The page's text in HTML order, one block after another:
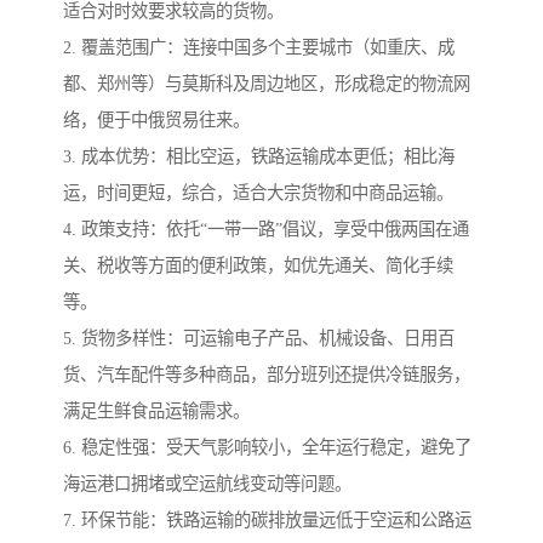
适合对时效要求较高的货物。
2. 覆盖范围广：连接中国多个主要城市（如重庆、成
都、郑州等）与莫斯科及周边地区，形成稳定的物流网
络，便于中俄贸易往来。
3. 成本优势：相比空运，铁路运输成本更低；相比海
运，时间更短，综合，适合大宗货物和中商品运输。
4. 政策支持：依托“一带一路”倡议，享受中俄两国在通
关、税收等方面的便利政策，如优先通关、简化手续
等。
5. 货物多样性：可运输电子产品、机械设备、日用百
货、汽车配件等多种商品，部分班列还提供冷链服务，
满足生鲜食品运输需求。
6. 稳定性强：受天气影响较小，全年运行稳定，避免了
海运港口拥堵或空运航线变动等问题。
7. 环保节能：铁路运输的碳排放量远低于空运和公路运